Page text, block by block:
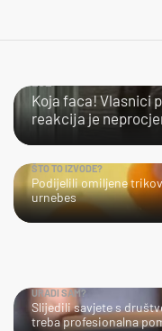
Koja faca! Vlasnici
reakcija je
ŠTO TO IZVODE?
Podijelili omiljene
urnebes
URADI SAM?
Slijedili savjete s
treba profesionalna